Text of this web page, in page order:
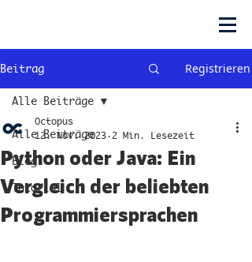
Beitrag Registrieren
Alle Beiträge
Blog
Tutorial
Alle Beiträge
Python oder Java: Ein
Vergleich der beliebten
Programmiersprachen
Octopus
12. Nov. 2023 2 Min. Lesezeit